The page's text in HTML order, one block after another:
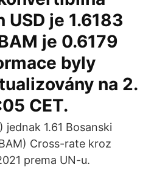
USD je 1.6183
je 0.6179
byly
na 2.
CET.
jednak 1.61 Bosanski
Cross-rate kroz
prema UN-u.